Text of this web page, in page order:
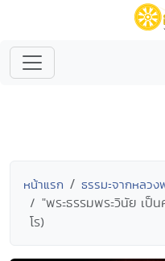
หน้าแรก ธรรมะจากหลวง
"พระธรรมพระวินัย เป็
โร)